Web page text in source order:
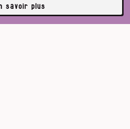
savoir plus